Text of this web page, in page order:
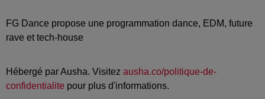
FG Dance propose une programmation dance, EDM, future
rave et tech-house
Hébergé par Ausha. Visitez ausha.co/politique-de-
confidentialite pour plus d'informations.